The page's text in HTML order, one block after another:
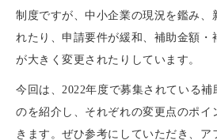
制度ですが、中小企業の現況を鑑み、
れたり、申請要件が緩和、補助金額・
が大きく変更されたりしています。
今回は、2022年度で募集されている補
のを紹介し、それぞれの変更点のポイ
きます。ぜひ参考にしていただき、ア